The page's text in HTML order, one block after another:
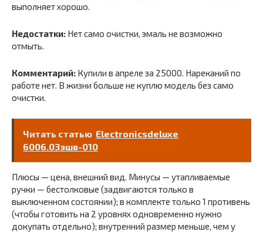
выполняет хорошо.
Недостатки: Нет само очистки, эмаль не возможно
отмыть.
Комментарий: Купили в апреле за 25000. Нареканий по
работе нет. В жизни больше не куплю модель без само
очистки.
Читать статью Electronicsdeluxe
6006.03эшв-010
Плюсы — цена, внешний вид. Минусы — утапливаемые
ручки — бестолковые (задвигаются только в
выключенном состоянии); в комплекте только 1 противень
(чтобы готовить на 2 уровнях одновременно нужно
докупать отдельно); внутренний размер меньше, чем у